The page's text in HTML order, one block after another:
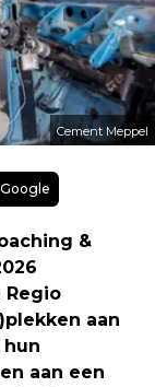
Cement Meppel
&
Regio
aan
aan een